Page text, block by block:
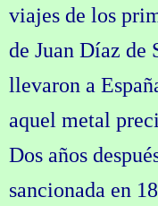
viajes de los
de Juan Díaz de
llevaron a
aquel metal
Dos años
sancionada en